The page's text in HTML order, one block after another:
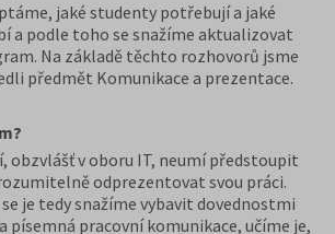
jaké studenty potřebují a jaké
a podle toho se snažíme aktualizovat
Na základě těchto rozhovorů jsme
předmět Komunikace a prezentace.
obzvlášť v oboru IT, neumí předstoupit
odprezentovat svou práci.
je tedy snažíme vybavit dovednostmi
písemná pracovní komunikace, učíme je,